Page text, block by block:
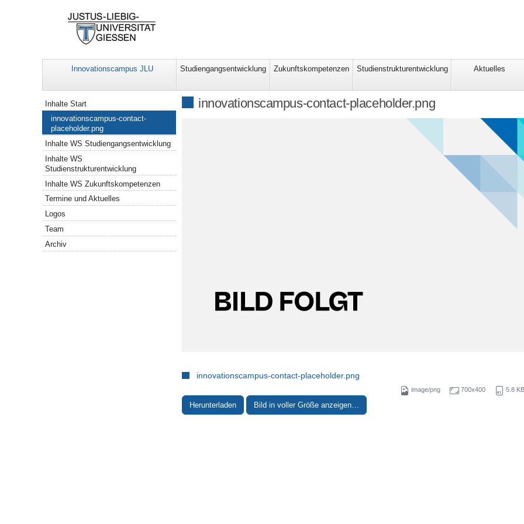
Innovationscampus JLU Studiengangsentwicklung Zukunftskompetenzen Studienstrukturentwicklung Aktuelles
innovationscampus-contact-placeholder.png
innovationscampus-contact-placeholder.png
image/png 700x400 5.8 KB
Herunterladen Bild in voller Größe anzeigen…
Navigation
Inhalte Start
innovationscampus-contact-
placeholder.png
Inhalte WS Studiengangsentwicklung
Inhalte WS
Studienstrukturentwicklung
Inhalte WS Zukunftskompetenzen
Termine und Aktuelles
Logos
Team
Archiv